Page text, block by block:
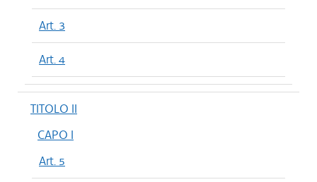
Art. 3
Art. 4
TITOLO II
CAPO I
Art. 5